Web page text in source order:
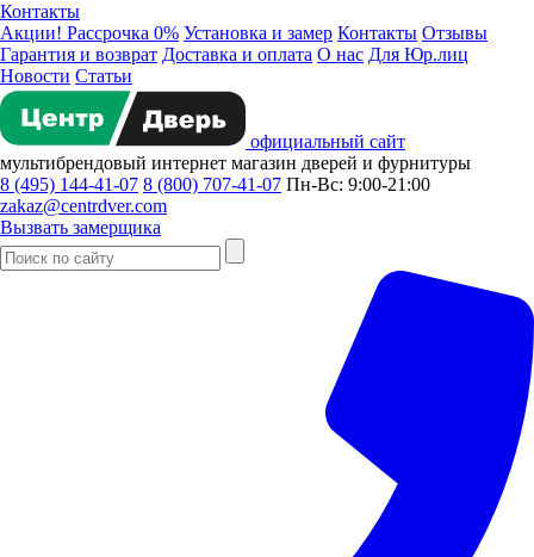
Контакты
Акции! Рассрочка 0% Установка и замер Контакты Отзывы
Гарантия и возврат Доставка и оплата О нас Для Юр.лиц
Новости Статьи
официальный сайт
мультибрендовый интернет магазин дверей и фурнитуры
8 (495) 144-41-07 8 (800) 707-41-07 Пн-Вс: 9:00-21:00
zakaz@centrdver.com
Вызвать замерщика